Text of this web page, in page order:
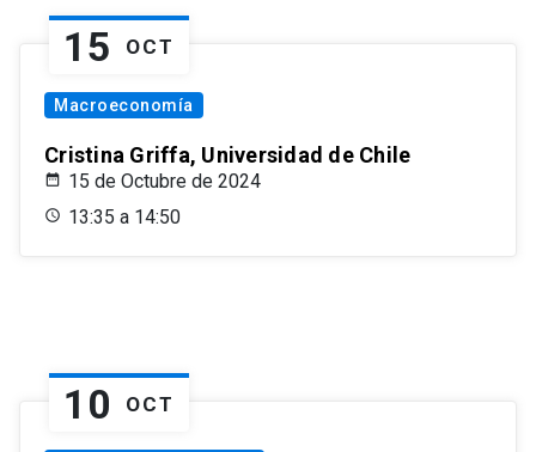
15 OCT
Macroeconomía
Cristina Griffa, Universidad de Chile
15 de Octubre de 2024
13:35 a 14:50
10 OCT